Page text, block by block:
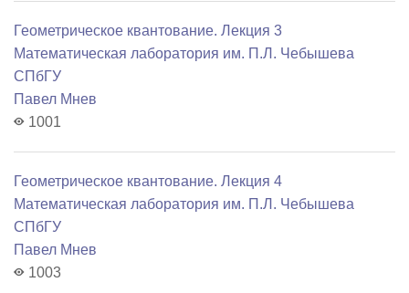
Геометрическое квантование. Лекция 3
Математичеcкая лаборатория им. П.Л. Чебышева
СПбГУ
Павел Мнев
1001
Геометрическое квантование. Лекция 4
Математичеcкая лаборатория им. П.Л. Чебышева
СПбГУ
Павел Мнев
1003